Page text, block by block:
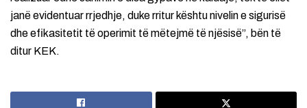
janë evidentuar rrjedhje, duke rritur kështu nivelin e sigurisë
dhe efikasitetit të operimit të mëtejmë të njësisë”, bën të
ditur KEK.